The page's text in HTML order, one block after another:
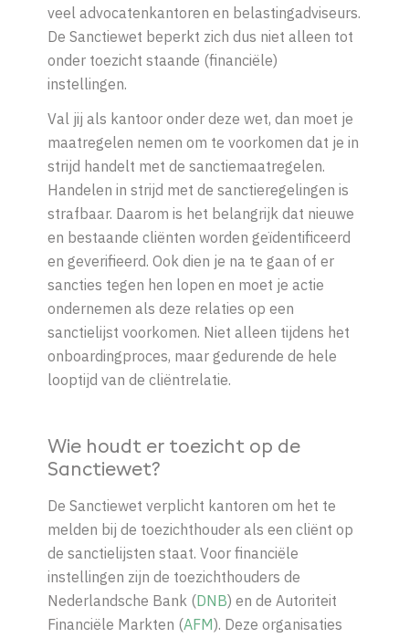
veel advocatenkantoren en belastingadviseurs.
De Sanctiewet beperkt zich dus niet alleen tot
onder toezicht staande (financiële)
instellingen.
Val jij als kantoor onder deze wet, dan moet je
maatregelen nemen om te voorkomen dat je in
strijd handelt met de sanctiemaatregelen.
Handelen in strijd met de sanctieregelingen is
strafbaar. Daarom is het belangrijk dat nieuwe
en bestaande cliënten worden geïdentificeerd
en geverifieerd. Ook dien je na te gaan of er
sancties tegen hen lopen en moet je actie
ondernemen als deze relaties op een
sanctielijst voorkomen. Niet alleen tijdens het
onboardingproces, maar gedurende de hele
looptijd van de cliëntrelatie.
Wie houdt er toezicht op de
Sanctiewet?
De Sanctiewet verplicht kantoren om het te
melden bij de toezichthouder als een cliënt op
de sanctielijsten staat. Voor financiële
instellingen zijn de toezichthouders de
Nederlandsche Bank (DNB) en de Autoriteit
Financiële Markten (AFM). Deze organisaties